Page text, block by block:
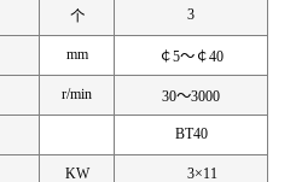
个 3
mm ￠5～￠40
r/min 30～3000
BT40
KW 3×11